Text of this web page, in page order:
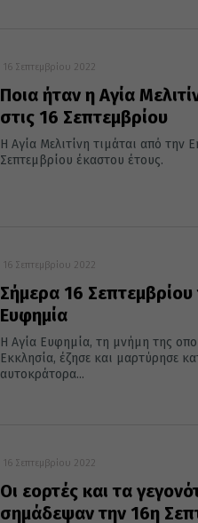
16 Σεπτεμβρίου 2022
Ποια ήταν η Αγία
στις 16 Σεπτεμβρίου
Η Αγία Μελιτίνη τιμάται από την
Σεπτεμβρίου έκαστου έτους.
16 Σεπτεμβρίου 2022
Σήμερα 16 Σεπτεμβρίου
Ευφημία
Η Αγία Ευφημία, τη μνήμη της
Εκκλησία, έζησε και μαρτύρησε
αυτοκράτορα...
16 Σεπτεμβρίου 2022
Οι εορτές και τα
σημάδεψαν την 16η